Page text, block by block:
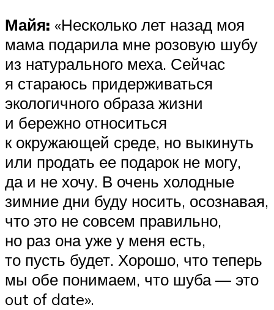
Майя: «Несколько лет назад моя
мама подарила мне розовую шубу
из натурального меха. Сейчас
я стараюсь придерживаться
экологичного образа жизни
и бережно относиться
к окружающей среде, но выкинуть
или продать ее подарок не могу,
да и не хочу. В очень холодные
зимние дни буду носить, осознавая,
что это не совсем правильно,
но раз она уже у меня есть,
то пусть будет. Хорошо, что теперь
мы обе понимаем, что шуба — это
out of date».